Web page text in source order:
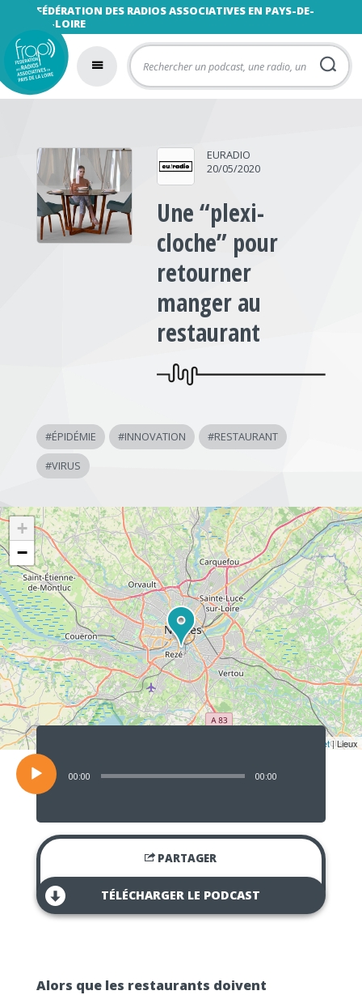
FÉDÉRATION DES RADIOS ASSOCIATIVES EN PAYS-DE-
LA-LOIRE
EURADIO
20/05/2020
Une “plexi-
cloche” pour
retourner
manger au
restaurant
#ÉPIDÉMIE #INNOVATION #RESTAURANT
#VIRUS
+
−
Leaflet| Lieux
Lecteur
audio
00:00 00:00
PARTAGER
TÉLÉCHARGER LE PODCAST
Alors que les restaurants doivent